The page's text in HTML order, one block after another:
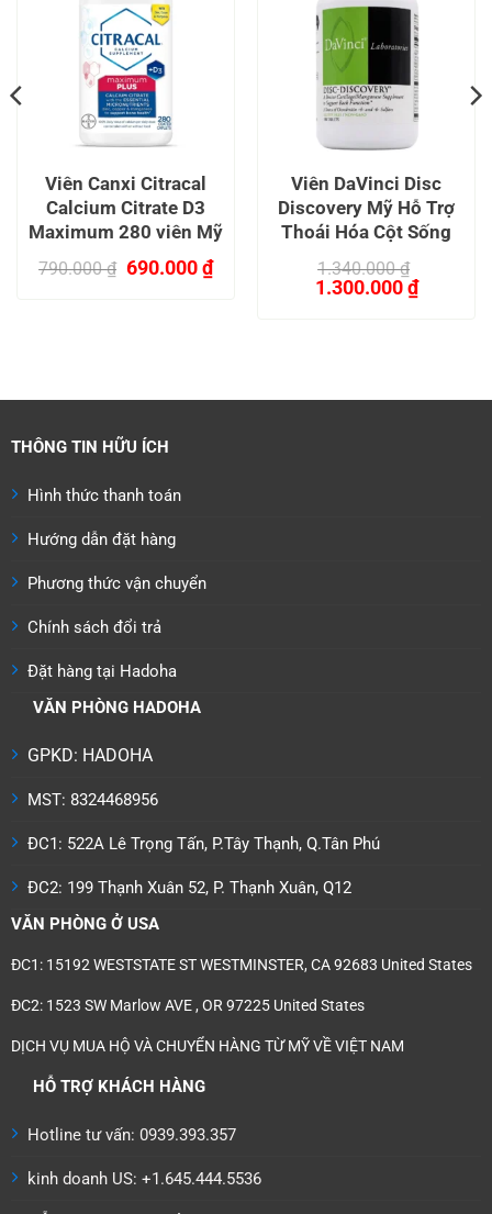
Viên Canxi Citracal
Calcium Citrate D3
Maximum 280 viên Mỹ
790.000₫ Giá
690.000₫Giá
hiện
Viên DaVinci Disc
Discovery Mỹ Hỗ Trợ
Thoái Hóa Cột Sống
1.340.000₫
Giá
1.300.000₫Giá
hiện
THÔNG TIN HỮU ÍCH
Hình thức thanh toán
Hướng dẫn đặt hàng
Phương thức vận chuyển
Chính sách đổi trả
Đặt hàng tại Hadoha
VĂN PHÒNG HADOHA
GPKD: HADOHA
MST: 8324468956
ĐC1: 522A Lê Trọng Tấn, P.Tây Thạnh, Q.Tân Phú
ĐC2: 199 Thạnh Xuân 52, P. Thạnh Xuân, Q12
VĂN PHÒNG Ở USA
ĐC1: 15192 WESTSTATE ST WESTMINSTER, CA 92683 United States
ĐC2: 1523 SW Marlow AVE , OR 97225 United States
DỊCH VỤ MUA HỘ VÀ CHUYỂN HÀNG TỪ MỸ VỀ VIỆT NAM
HỖ TRỢ KHÁCH HÀNG
Hotline tư vấn: 0939.393.357
kinh doanh US: +1.645.444.5536